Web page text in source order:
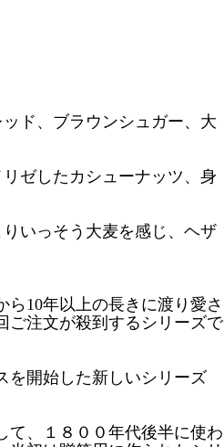
ド、ブラウンシュガー、大
ゼしたカシューナッツ、身
いっそう大麦を感じ、ヘザ
10年以上の長きに渡り愛さ
ご注文が殺到するシリーズで
を開始した新しいシリーズ
て、１８００年代後半に使わ